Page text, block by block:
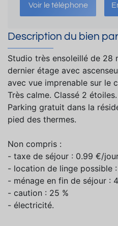
Voir le téléphone
Description du bien
Studio très ensoleillé de 28
dernier étage avec
avec vue imprenable sur le
Très calme. Classé 2
Parking gratuit dans la
pied des thermes.
Non compris :
- taxe de séjour : 0.99 €/
- location de linge possible
- ménage en fin de séjour :
- caution : 25 %
- électricité.